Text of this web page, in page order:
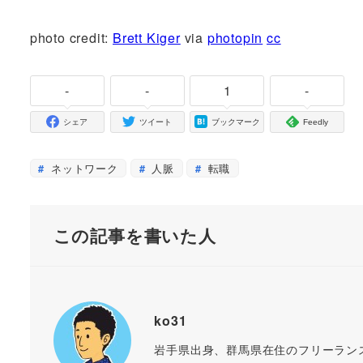
photo credit: Brett Kigervia photopin cc
-
シェア
-
ツイート
1
ブックマーク
-
Feedly
ネットワーク 人脈 転職
この記事を書いた人
ko31
岩手県出身、群馬県在住のフリーラン